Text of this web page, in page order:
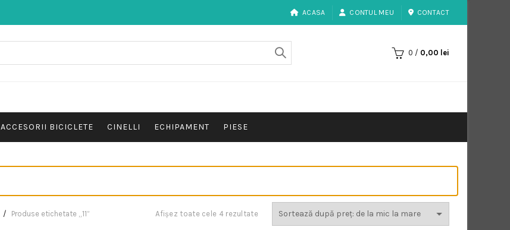
ACASA CONTUL MEU CONTACT
0 / 0,00 lei
ACCESORII BICICLETE CINELLI ECHIPAMENT PIESE
Produse etichetate „11” Afișez toate cele 4 rezultate Sortat
după